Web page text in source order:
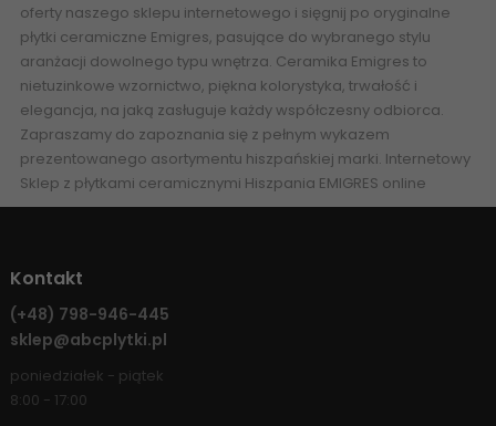
oferty naszego sklepu internetowego i sięgnij po oryginalne
płytki ceramiczne Emigres, pasujące do wybranego stylu
aranżacji dowolnego typu wnętrza. Ceramika Emigres to
nietuzinkowe wzornictwo, piękna kolorystyka, trwałość i
elegancja, na jaką zasługuje każdy współczesny odbiorca.
Zapraszamy do zapoznania się z pełnym wykazem
prezentowanego asortymentu hiszpańskiej marki. Internetowy
Sklep z płytkami ceramicznymi Hiszpania EMIGRES online
Kontakt
(+48) 798-946-445
sklep@abcplytki.pl
poniedziałek - piątek
8:00 - 17:00